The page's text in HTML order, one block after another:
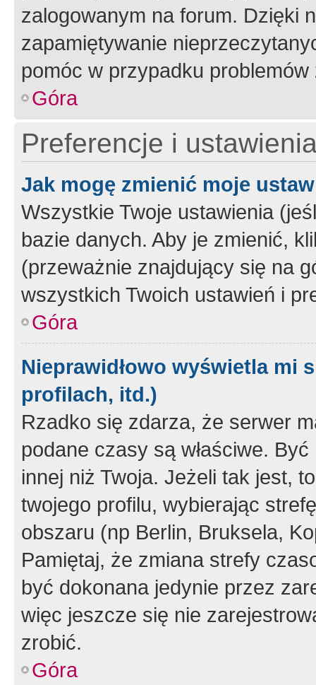
zalogowanym na forum. Dzięki
zapamiętywanie
pomóc w przypadku
Góra
Preferencje i
Jak mogę zmienić moje
Wszystkie Twoje ustawienia
bazie danych. Aby je zmienić,
(przeważnie znajdujący się na
wszystkich Twoich ustawień i
Góra
Nieprawidłowo wyświetla mi
profilach, itd.)
Rzadko się zdarza, że serwer
podane czasy są właściwe.
innej niż Twoja. Jeżeli tak jest,
twojego profilu, wybierając
obszaru (np Berlin, Bruksela,
Pamiętaj, że zmiana strefy
być dokonana jedynie przez
więc jeszcze się nie
zrobić.
Góra